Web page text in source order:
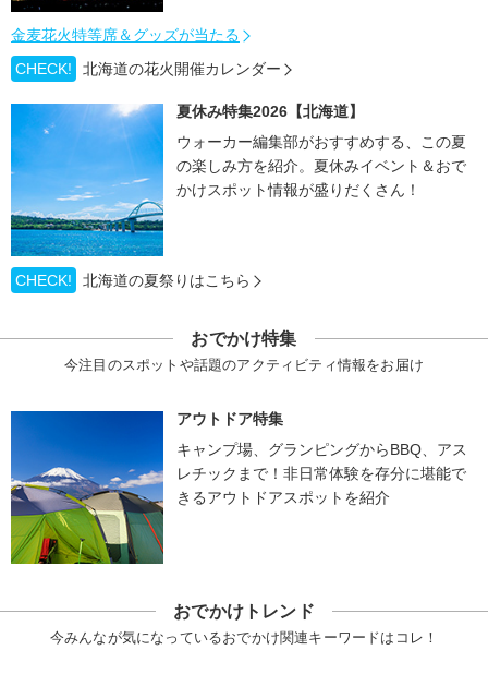
金麦花火特等席＆グッズが当たる
CHECK!
北海道の花火開催カレンダー
夏休み特集2026【北海道】
ウォーカー編集部がおすすめする、この夏
の楽しみ方を紹介。夏休みイベント＆おで
かけスポット情報が盛りだくさん！
CHECK! 北海道の夏祭りはこちら
おでかけ特集
今注目のスポットや話題のアクティビティ情報をお届け
アウトドア特集
キャンプ場、グランピングからBBQ、アス
レチックまで！非日常体験を存分に堪能で
きるアウトドアスポットを紹介
おでかけトレンド
今みんなが気になっているおでかけ関連キーワードはコレ！